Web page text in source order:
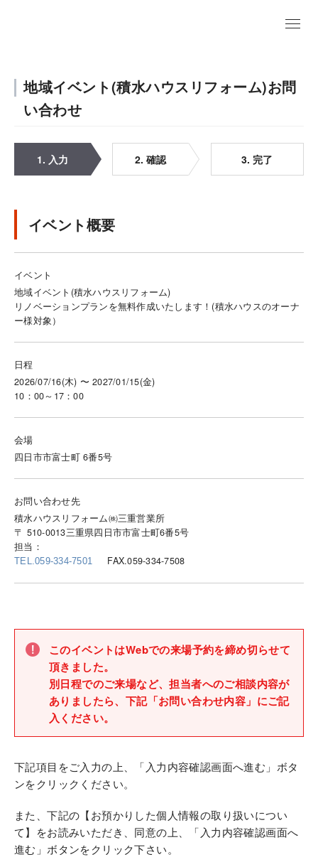
地域イベント(積水ハウスリフォーム)お問
い合わせ
1. 入力 2. 確認 3. 完了
イベント概要
イベント
地域イベント(積水ハウスリフォーム)
リノベーションプランを無料作成いたします！(積水ハウスのオーナ
ー様対象）
日程
2026/07/16(木) 〜 2027/01/15(金)
10：00～17：00
会場
四日市市富士町 6番5号
お問い合わせ先
積水ハウスリフォーム㈱三重営業所
〒 510-0013三重県四日市市富士町6番5号
担当：
TEL.059-334-7501 FAX.059-334-7508
このイベントはWebでの来場予約を締め切らせて
頂きました。
別日程でのご来場など、担当者へのご相談内容が
ありましたら、下記「お問い合わせ内容」にご記
入ください。
下記項目をご入力の上、「入力内容確認画面へ進む」ボタ
ンをクリックください。
また、下記の【お預かりした個人情報の取り扱いについ
て】をお読みいただき、同意の上、「入力内容確認画面へ
進む」ボタンをクリック下さい。